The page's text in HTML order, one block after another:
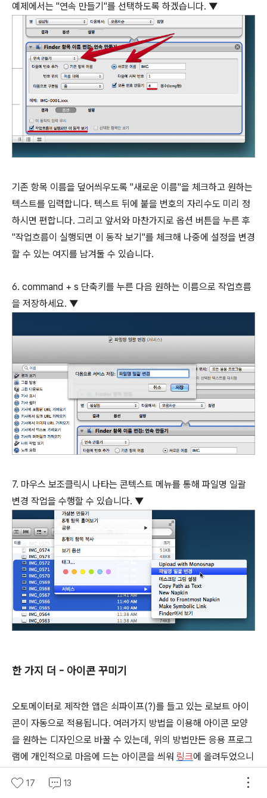
예제에서는 "연속 만들기"를 선택하도록 하겠습니다. ▼
기존 항목 이름을 덮어씌우도록 "새로운 이름"을 체크하고 원하는
텍스트를 입력합니다. 텍스트 뒤에 붙을 번호의 자리수도 미리 정
하시면 편합니다. 그리고 앞서와 마찬가지로 옵션 버튼을 누른 후
"작업흐름이 실행되면 이 동작 보기"를 체크해 나중에 설정을 변경
할 수 있는 여지를 남겨둘 수 있습니다.
6. command + s 단축키를 누른 다음 원하는 이름으로 작업흐름
을 저장하세요. ▼
7. 마우스 보조클릭시 나타는 콘텍스트 메뉴를 통해 파일명 일괄
변경 작업을 수행할 수 있습니다. ▼
한 가지 더 - 아이콘 꾸미기
오토메이터로 제작한 앱은 쇠파이프(?)를 들고 있는 로보트 아이
콘이 자동으로 적용됩니다. 여러가지 방법을 이용해 아이콘 모양
을 원하는 디자인으로 바꿀 수 있는데, 위의 방법만든 응용 프로그
램에 개인적으로 마음에 드는 아이콘을 씌워 링크에 올려두었으니
17 13